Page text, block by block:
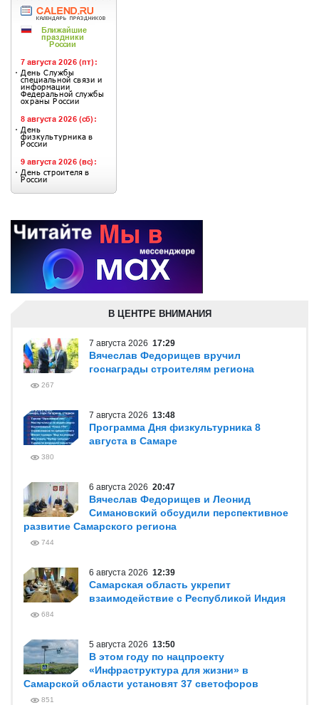
В ЦЕНТРЕ ВНИМАНИЯ
7 августа 2026 17:29
Вячеслав Федорищев вручил
госнаграды строителям региона
267
7 августа 2026 13:48
Программа Дня физкультурника 8
августа в Самаре
380
6 августа 2026 20:47
Вячеслав Федорищев и Леонид
Симановский обсудили перспективное
развитие Самарского региона
744
6 августа 2026 12:39
Самарская область укрепит
взаимодействие с Республикой Индия
684
5 августа 2026 13:50
В этом году по нацпроекту
«Инфраструктура для жизни» в
Самарской области установят 37 светофоров
851